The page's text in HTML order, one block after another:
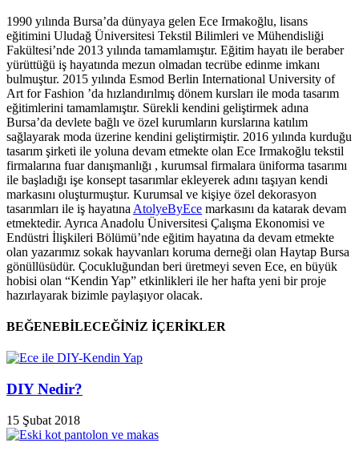
1990 yılında Bursa’da dünyaya gelen Ece Irmakoğlu, lisans
eğitimini Uludağ Üniversitesi Tekstil Bilimleri ve Mühendisliği
Fakültesi’nde 2013 yılında tamamlamıştır. Eğitim hayatı ile beraber
yürüttüğü iş hayatında mezun olmadan tecrübe edinme imkanı
bulmuştur. 2015 yılında Esmod Berlin International University of
Art for Fashion ’da hızlandırılmış dönem kursları ile moda tasarım
eğitimlerini tamamlamıştır. Sürekli kendini geliştirmek adına
Bursa’da devlete bağlı ve özel kurumların kurslarına katılım
sağlayarak moda üzerine kendini geliştirmiştir. 2016 yılında kurduğu
tasarım şirketi ile yoluna devam etmekte olan Ece Irmakoğlu tekstil
firmalarına fuar danışmanlığı , kurumsal firmalara üniforma tasarımı
ile başladığı işe konsept tasarımlar ekleyerek adını taşıyan kendi
markasını oluşturmuştur. Kurumsal ve kişiye özel dekorasyon
tasarımları ile iş hayatına AtolyeByEce markasını da katarak devam
etmektedir. Ayrıca Anadolu Üniversitesi Çalışma Ekonomisi ve
Endüstri İlişkileri Bölümü’nde eğitim hayatına da devam etmekte
olan yazarımız sokak hayvanları koruma derneği olan Haytap Bursa
gönüllüsüdür. Çocukluğundan beri üretmeyi seven Ece, en büyük
hobisi olan “Kendin Yap” etkinlikleri ile her hafta yeni bir proje
hazırlayarak bizimle paylaşıyor olacak.
BEĞENEBİLECEĞİNİZ İÇERİKLER
DIY Nedir?
15 Şubat 2018